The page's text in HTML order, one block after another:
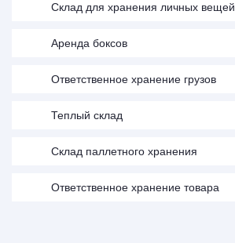
Cклад для хранения личных вещей
Аренда боксов
Ответственное хранение грузов
Теплый склад
Склад паллетного хранения
Ответственное хранение товара